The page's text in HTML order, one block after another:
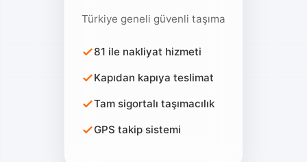
Türkiye geneli güvenli taşıma
81 ile nakliyat hizmeti
Kapıdan kapıya teslimat
Tam sigortalı taşımacılık
GPS takip sistemi